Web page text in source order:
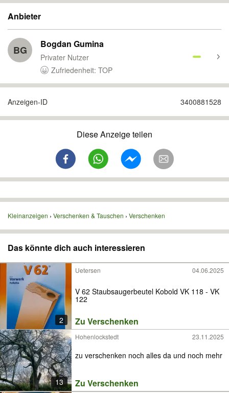
Anbieter
BG Bogdan Gumina
Privater Nutzer
Zufriedenheit: TOP
Anzeigen-ID 3400881528
Diese Anzeige teilen
Kleinanzeigen Verschenken & Tauschen Verschenken
Das könnte dich auch interessieren
2
Uetersen 04.06.2025
V 62 Staubsaugerbeutel Kobold VK 118 - VK
122
Zu Verschenken
13
Hohenlockstedt 23.11.2025
zu verschenken noch alles da und noch mehr
Zu Verschenken